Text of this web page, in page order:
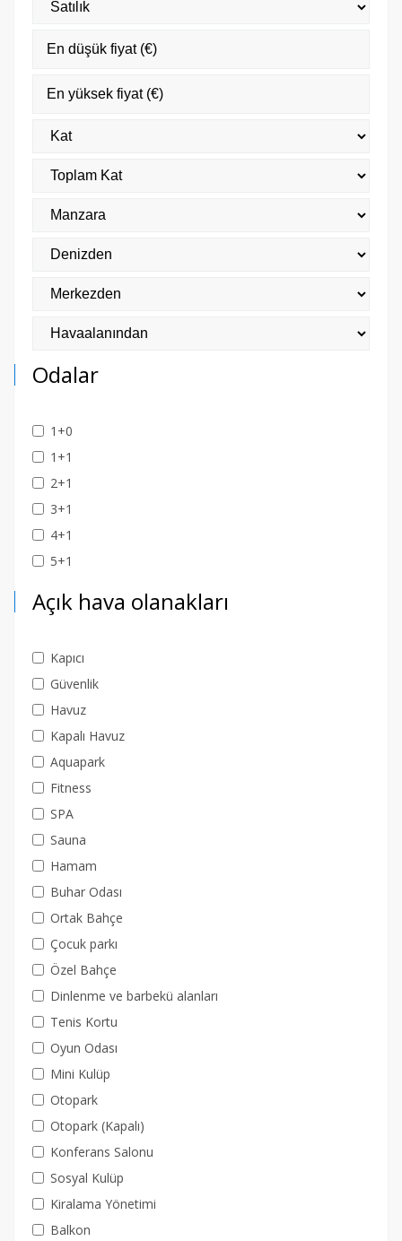
Odalar
1+0
1+1
2+1
3+1
4+1
5+1
Açık hava olanakları
Kapıcı
Güvenlik
Havuz
Kapalı Havuz
Aquapark
Fitness
SPA
Sauna
Hamam
Buhar Odası
Ortak Bahçe
Çocuk parkı
Özel Bahçe
Dinlenme ve barbekü alanları
Tenis Kortu
Oyun Odası
Mini Kulüp
Otopark
Otopark (Kapalı)
Konferans Salonu
Sosyal Kulüp
Kiralama Yönetimi
Balkon